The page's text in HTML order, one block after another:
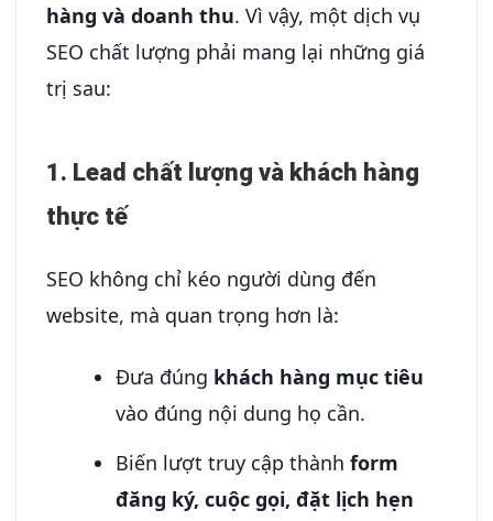
hàng và doanh thu. Vì vậy, một dịch vụ
SEO chất lượng phải mang lại những giá
trị sau:
1. Lead chất lượng và khách hàng
thực tế
SEO không chỉ kéo người dùng đến
website, mà quan trọng hơn là:
Đưa đúng khách hàng mục tiêu
vào đúng nội dung họ cần.
Biến lượt truy cập thànhform
đăng ký, cuộc gọi, đặt lịch hẹn